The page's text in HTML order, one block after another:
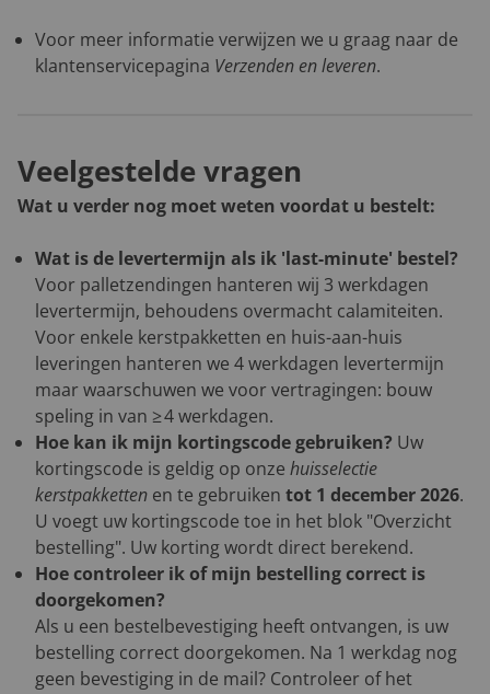
Voor meer informatie verwijzen we u graag naar de
klantenservicepagina Verzenden en leveren.
Veelgestelde vragen
Wat u verder nog moet weten voordat u bestelt:
Wat is de levertermijn als ik 'last-minute' bestel?
Voor palletzendingen hanteren wij 3 werkdagen
levertermijn, behoudens overmacht calamiteiten.
Voor enkele kerstpakketten en huis-aan-huis
leveringen hanteren we 4 werkdagen levertermijn
maar waarschuwen we voor vertragingen: bouw
speling in van ≥ 4 werkdagen.
Hoe kan ik mijn kortingscode gebruiken? Uw
kortingscode is geldig op onze huisselectie
kerstpakketten en te gebruiken tot 1 december 2026.
U voegt uw kortingscode toe in het blok "Overzicht
bestelling". Uw korting wordt direct berekend.
Hoe controleer ik of mijn bestelling correct is
doorgekomen?
Als u een bestelbevestiging heeft ontvangen, is uw
bestelling correct doorgekomen. Na 1 werkdag nog
geen bevestiging in de mail? Controleer of het